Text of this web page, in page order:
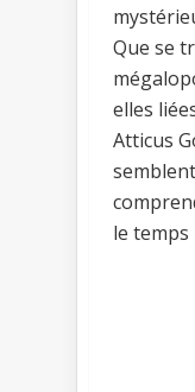
Que se
elles
Atticus
le temps